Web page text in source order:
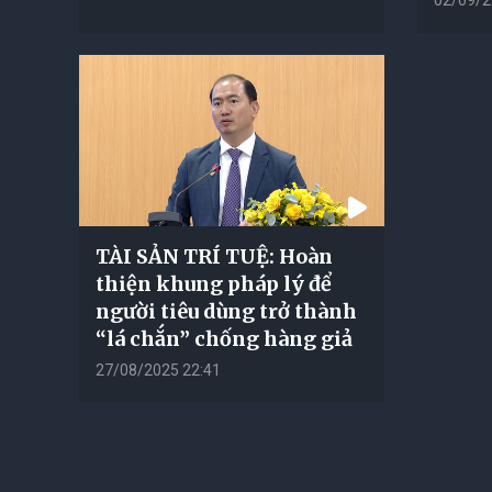
TÀI SẢN TRÍ TUỆ: Hoàn
thiện khung pháp lý để
người tiêu dùng trở thành
“lá chắn” chống hàng giả
27/08/2025 22:41